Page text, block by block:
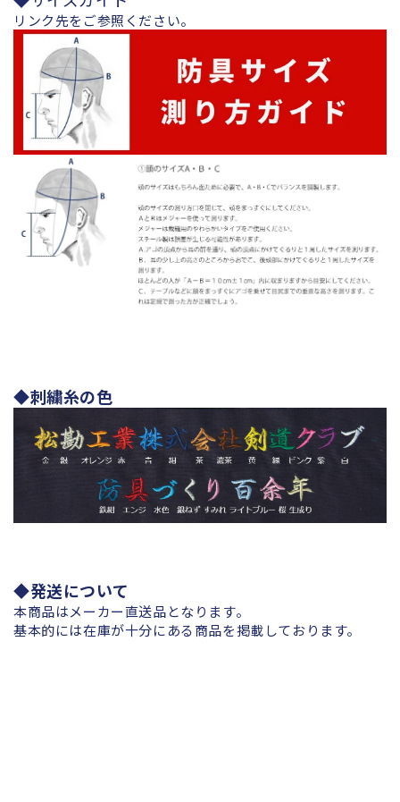
ム
リ
刺
実
戦
型
武
州
紺
反
面
単
品
ら
す
リ
実
型
州
面
単
品
の
数
す
リンク先をご参照ください。
◆刺繍糸の色
◆発送について
本商品はメーカー直送品となります。
基本的には在庫が十分にある商品を掲載しております。